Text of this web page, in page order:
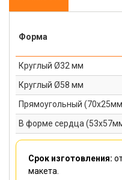
Форма
Круглый Ø32 мм
Круглый Ø58 мм
Прямоугольный
В форме сердца
Срок изготовления:
макета.